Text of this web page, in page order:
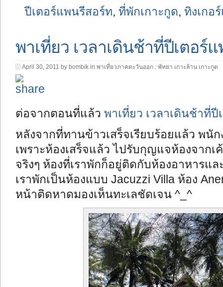
ปีเตอร์แพนรีสอร์ท, ที่พักเกาะกูด, ทิงเกอ
พาเที่ยว เวลาเดินช้าที่ปีเตอร์
April 30, 2011 by bombik in พาเที่ยวภาคตะวันออก : พัทยา เกาะล้าน เกาะกูด
ต่อจากตอนที่แล้ว พาเที่ยว เวลาเดินช้าที่
หลังจากที่ทานข้าวเสร็จเรียบร้อยแล้ว พนั
เพราะห้องเสร็จแล้ว ไปรับกุญแจห้องจาก
จริงๆ ห้องที่เราพักก็อยู่ติดกับห้องอาหารแล
เราพักเป็นห้องแบบ Jacuzzi Villa ห้อง
หน้าติดหาดมองเห็นทะเลชัดเจน ^_^